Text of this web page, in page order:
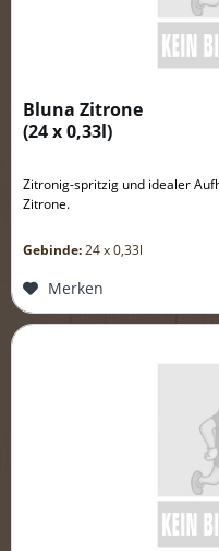
Bluna Zitrone
(24 x 0,33l)
Zitronig-spritzig und idealer
Zitrone.
Gebinde:24 x 0,33l
Merken